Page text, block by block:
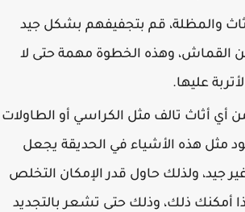
والمظلة، قم بتجفيفهم بشكل جيد
وهذه الخطوة مهمة حتى لا
عليها.
أثاث تالف مثل الكراسي أو الطاولات
مثل هذه الأشياء في الحديقة يجعل
جيد، ولذلك حاول قدر الإمكان التخلص
أمكنك ذلك، وذلك حتى تشعر بالتجديد